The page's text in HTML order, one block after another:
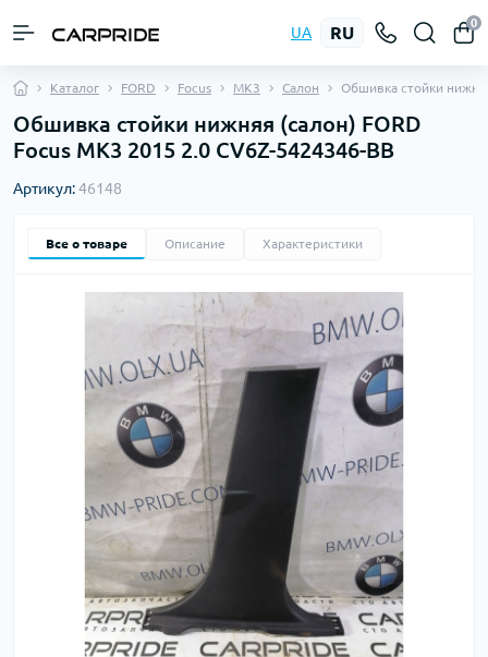
UA RU
0
Каталог FORD Focus MK3 Салон Обшивка стойки
Обшивка стойки нижняя (салон) FORD
Focus MK3 2015 2.0 CV6Z-5424346-BB
Артикул:46148
Все о товаре Описание Характеристики